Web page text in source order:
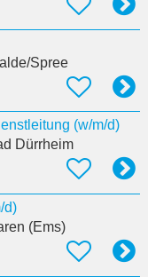
Spree
(w/m/d)
Dürrheim
d)
(Ems)